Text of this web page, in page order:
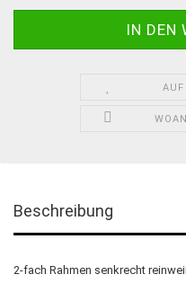
Beschreibung
2-fach Rahmen senkrecht